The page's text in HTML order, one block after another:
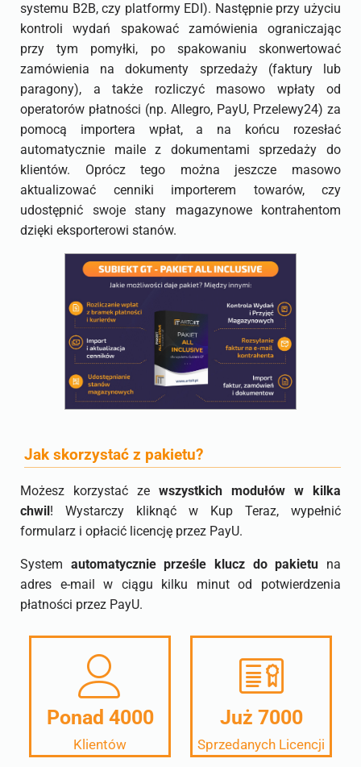
systemu B2B, czy platformy EDI). Następnie przy użyciu
kontroli wydań spakować zamówienia ograniczając
przy tym pomyłki, po spakowaniu skonwertować
zamówienia na dokumenty sprzedaży (faktury lub
paragony), a także rozliczyć masowo wpłaty od
operatorów płatności (np. Allegro, PayU, Przelewy24) za
pomocą importera wpłat, a na końcu rozesłać
automatycznie maile z dokumentami sprzedaży do
klientów. Oprócz tego można jeszcze masowo
aktualizować cenniki importerem towarów, czy
udostępnić swoje stany magazynowe kontrahentom
dzięki eksporterowi stanów.
Jak skorzystać z pakietu?
Możesz korzystać ze wszystkich modułów w kilka
chwil! Wystarczy kliknąć w Kup Teraz, wypełnić
formularz i opłacić licencję przez PayU.
System automatycznie prześle klucz do pakietu na
adres e-mail w ciągu kilku minut od potwierdzenia
płatności przez PayU.
Ponad 4000
Klientów
Już 7000
Sprzedanych Licencji